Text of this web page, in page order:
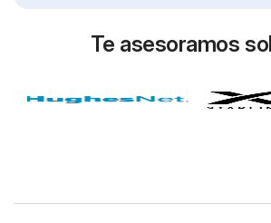
Te asesoramos